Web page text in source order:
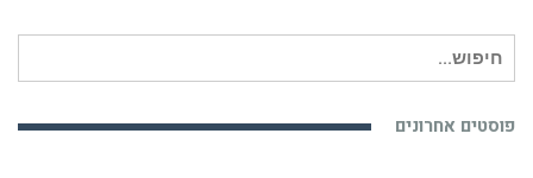
עבור:
פוסטים אחרונים